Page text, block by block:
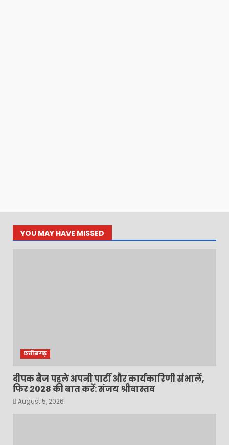
YOU MAY HAVE MISSED
छत्तीसगढ़
दीपक बैज पहले अपनी पार्टी और कार्यकारिणी संभालें,
फिर 2028 की बात करें: संजय श्रीवास्तव
August 5, 2026